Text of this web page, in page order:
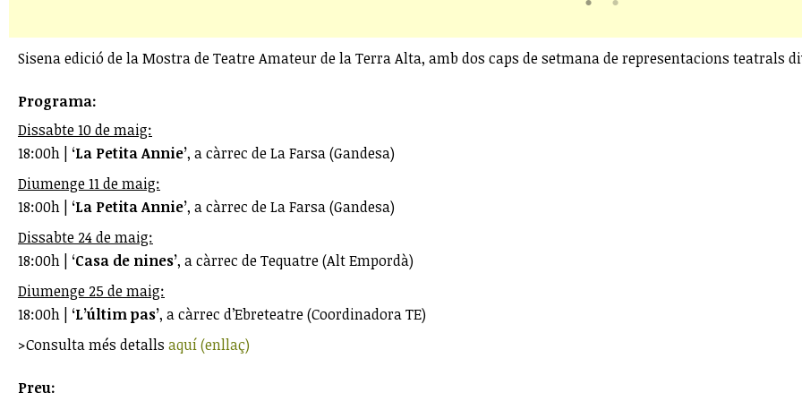
Sisena edició de la Mostra de Teatre Amateur de la Terra Alta, amb dos caps de setmana de representacions teatrals
Programa:
Dissabte 10 de maig:
18:00h | ‘La Petita Annie’, a càrrec de La Farsa (Gandesa)
Diumenge 11 de maig:
18:00h | ‘La Petita Annie’, a càrrec de La Farsa (Gandesa)
Dissabte 24 de maig:
18:00h | ‘Casa de nines’, a càrrec de Tequatre (Alt Empordà)
Diumenge 25 de maig:
18:00h | ‘L’últim pas’, a càrrec d’Ebreteatre (Coordinadora TE)
>Consulta més detalls aquí (enllaç)
Preu: